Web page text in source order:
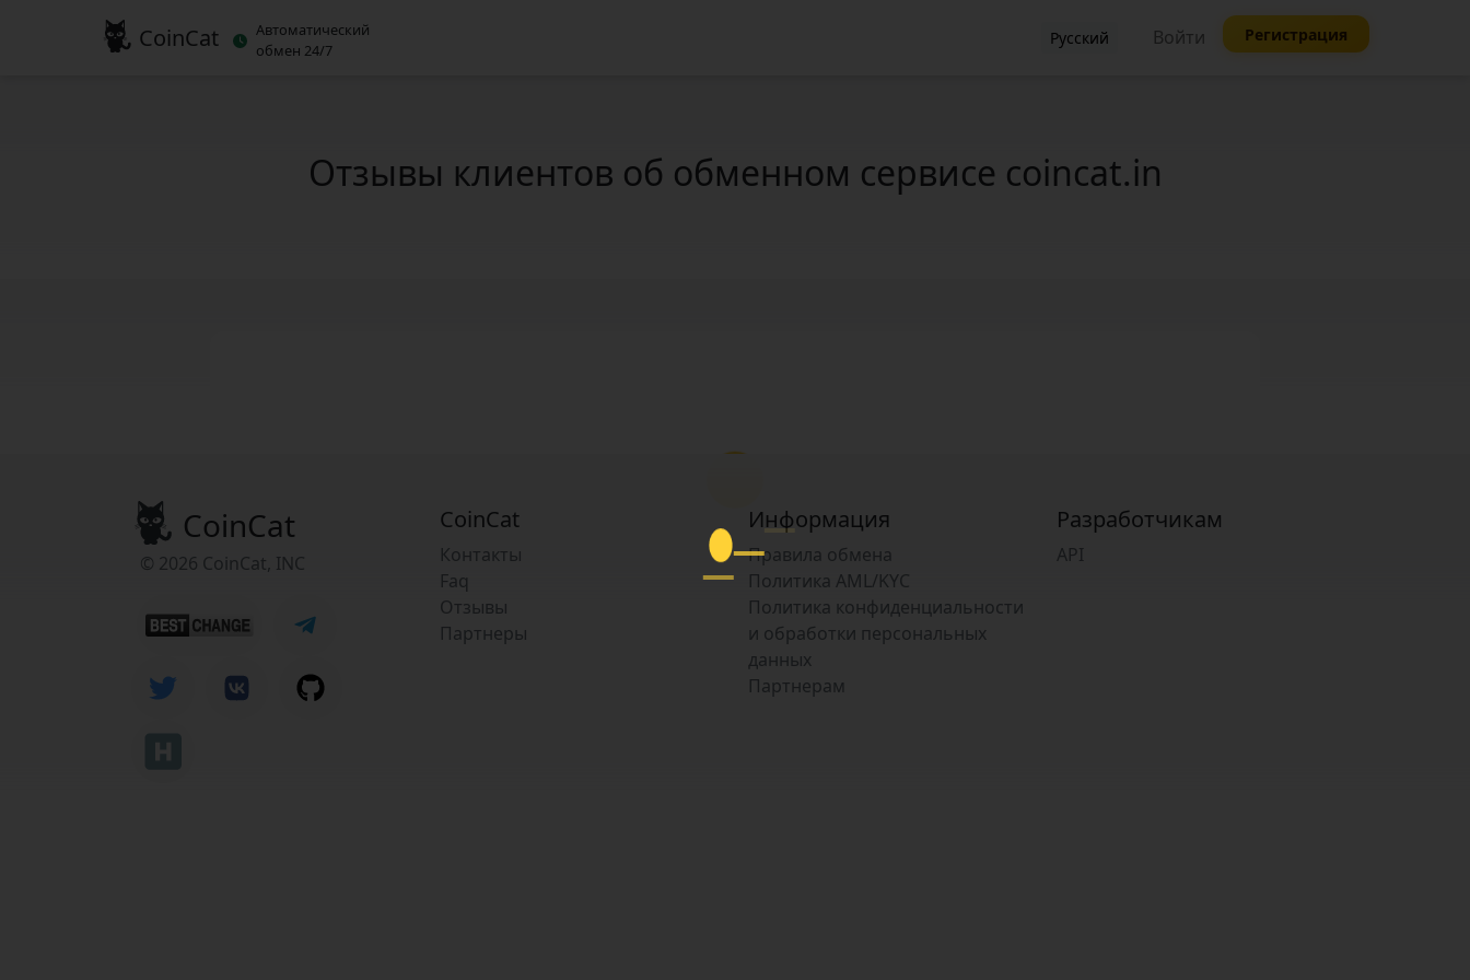
CoinCat
Автоматический
обмен 24/7
Русский Войти Регистрация
Отзывы клиентов об обменном сервисе coincat.in
CoinCat
© 2026 CoinCat, INC
CoinCat
Контакты
Faq
Отзывы
Партнеры
Информация
Правила обмена
Политика AML/KYC
Политика конфиденциальности
и обработки персональных
данных
Партнерам
Разработчикам
API